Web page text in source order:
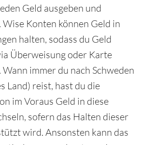
Geld ausgeben und
Wise Konten können Geld in
halten, sodass du Geld
Überweisung oder Karte
immer du nach Schweden
Land) reist, hast du die
im Voraus Geld in diese
sofern das Halten dieser
wird. Ansonsten kann das